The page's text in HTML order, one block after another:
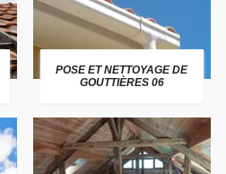
POSE ET NETTOYAGE DE
GOUTTIÈRES 06